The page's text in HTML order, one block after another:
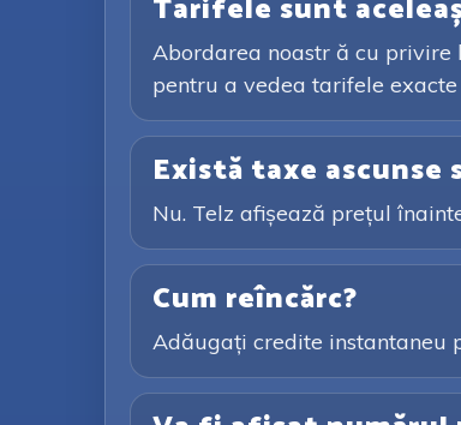
Tarifele sunt
Abordarea noastr ă cu privire
pentru a vedea tarifele
Există taxe ascunse
Nu. Telz afișează prețul
Cum reîncărc?
Adăugați credite instantaneu